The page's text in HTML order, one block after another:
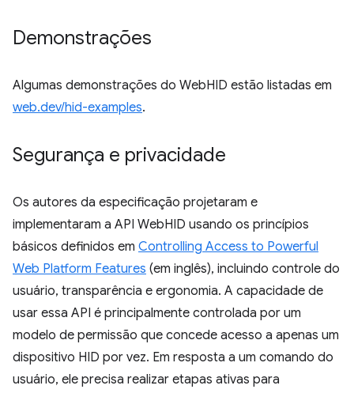
Demonstrações
Algumas demonstrações do WebHID estão listadas em
web.dev/hid-examples.
Segurança e privacidade
Os autores da especificação projetaram e
implementaram a API WebHID usando os princípios
básicos definidos em Controlling Access to Powerful
Web Platform Features (em inglês), incluindo controle do
usuário, transparência e ergonomia. A capacidade de
usar essa API é principalmente controlada por um
modelo de permissão que concede acesso a apenas um
dispositivo HID por vez. Em resposta a um comando do
usuário, ele precisa realizar etapas ativas para